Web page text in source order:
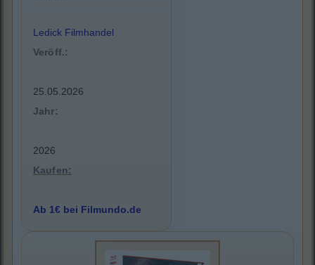
Ledick Filmhandel
Veröff.:
25.05.2026
Jahr:
2026
Kaufen:
Ab 1€ bei Filmundo.de